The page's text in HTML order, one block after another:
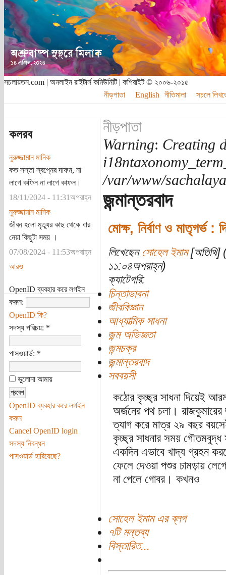
সচলায়তন.com | অনলাইন রাইটার্স কমিউনিটি | কপিরাইট © ২০০৬-২০১৫
নীড়পাতা
English নীতিমালা সচলে
কলরব
নুরুজ্জামান মানিক
কত সস্তা স্বপ্নের দাফন, না
লাগে কফিন না লাগে কাফন।
18/11/2024 - 11:31অপরাহ্ন
নুরুজ্জামান মানিক
জীবন হলো মৃত্যুর কাছ থেকে ধার
নেয়া কিছুটা সময় ।
07/08/2024 - 11:53অপরাহ্ন
আরও
OpenID ব্যবহার করে লগইন
করুন:
OpenID কি?
সদস্য পরিচয়: *
পাসওয়ার্ড: *
ভুলোনা আমায়
OpenID ব্যবহার করে লগইন
করুন
Cancel OpenID login
সদস্য নিবন্ধন
পাসওয়ার্ড হারিয়েছে?
নীড়পাতা
Warning: Creating
/var/www/
জন্মান্তরবাদ
মোক্ষ, নির্বাণ ও মাতৃগর্ভ :
লিখেছেন সোহেল ইমাম[অতিথি]
১১:০৪অপরাহ্ন)
ক্যাটেগরি:
চিন্তাভাবনা
জীববিজ্ঞান
আধ্যাত্মিক সাধনা
জন্ম অভিজ্ঞতা
জন্মচক্র
জন্মান্তরবাদ
সববয়সী
কঠোর কৃচ্ছ্র সাধনা দিয়েই
অর্জনের পথ চলা।
ত্যাগ করে মাত্র ২৯ বছর
কৃচ্ছ্র সাধনার সময় গৌতমবুদ্ধ
একদিন এভাবে খাদ্য গ্রহন
ফেলে দেওয়া পশুর চামড়ায়
না পেলে গোবর। কখনও
সোহেল ইমাম এর ব্লগ
৭টি মন্তব্য
বিস্তারিত...